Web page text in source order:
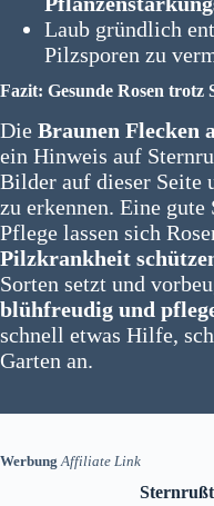
Laub gründlich
Pilzsporen zu
Fazit: Gesunde Rosen trotz
Die Braunen Flecken
ein Hinweis auf
Bilder auf dieser Seite
zu erkennen. Eine
Pflege lassen sich
Pilzkrankheit
Sorten setzt und
blühfreudig und
schnell etwas Hilfe,
Garten an.
WerbungAffiliate Link